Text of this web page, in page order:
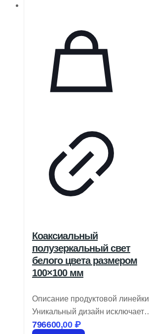
Коаксиальный
полузеркальный свет
белого цвета размером
100×100 мм
Описание продуктовой линейки
Уникальный дизайн исключает
появление ложных отражений
796600,00₽